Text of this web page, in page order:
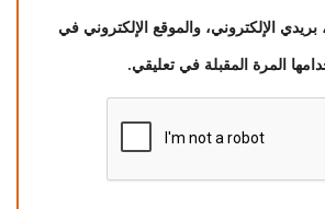
الإلكتروني، والموقع الإلكتروني في
المرة المقبلة في تعليقي.